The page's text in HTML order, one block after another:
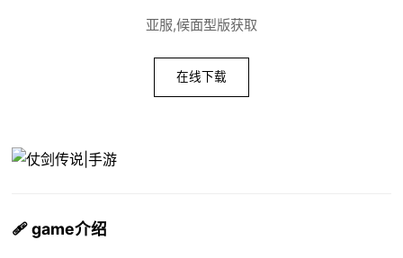
亚服,候面型版获取
在线下载
🩹 game介绍